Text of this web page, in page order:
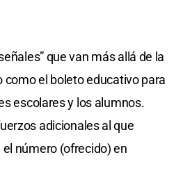
que van más allá de la
como el boleto educativo para
escolares y los alumnos.
adicionales al que
número (ofrecido) en